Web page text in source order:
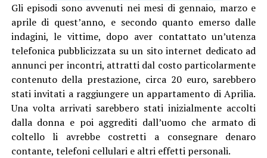
Gli episodi sono avvenuti nei mesi di gennaio, marzo e
aprile di quest’anno, e secondo quanto emerso dalle
indagini, le vittime, dopo aver contattato un’utenza
telefonica pubblicizzata su un sito internet dedicato ad
annunci per incontri, attratti dal costo particolarmente
contenuto della prestazione, circa 20 euro, sarebbero
stati invitati a raggiungere un appartamento di Aprilia.
Una volta arrivati sarebbero stati inizialmente accolti
dalla donna e poi aggrediti dall’uomo che armato di
coltello li avrebbe costretti a consegnare denaro
contante, telefoni cellulari e altri effetti personali.